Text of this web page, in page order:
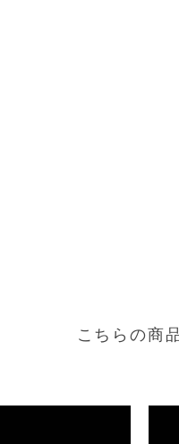
こちらの商